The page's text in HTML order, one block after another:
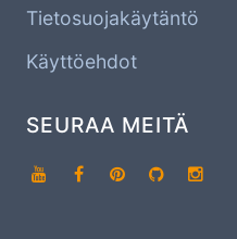
Tietosuojakäytäntö
Käyttöehdot
SEURAA MEITÄ